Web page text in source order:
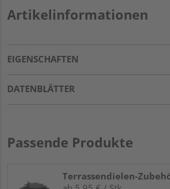
Artikelinformationen
EIGENSCHAFTEN
DATENBLÄTTER
Passende Produkte
Terrassendielen-